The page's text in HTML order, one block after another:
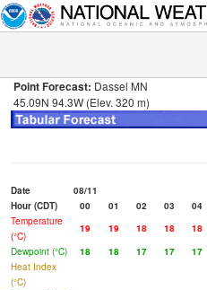
Point Forecast: Dassel MN
45.09N 94.3W (Elev. 320 m)
Date
08/11
Hour (CDT)
00 01 02 03 04
Temperature
(°C)
19 19 18 18 18
Dewpoint (°C)
18 18 17 17 17
Heat Index
(°C)